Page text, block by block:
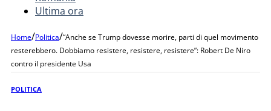
Ultima ora
Home/Politica/“Anche se Trump dovesse morire, parti di quel movimento
resterebbero. Dobbiamo resistere, resistere, resistere”: Robert De Niro
contro il presidente Usa
POLITICA